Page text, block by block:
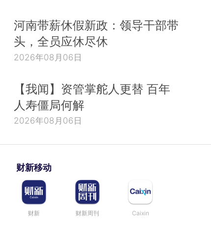
河南带薪休假新政：领导干部带
头，全员应休尽休
2026年08月06日
【我闻】资管掌舵人更替 百年
人寿僵局何解
2026年08月06日
财新移动
财新 财新周刊 Caixin